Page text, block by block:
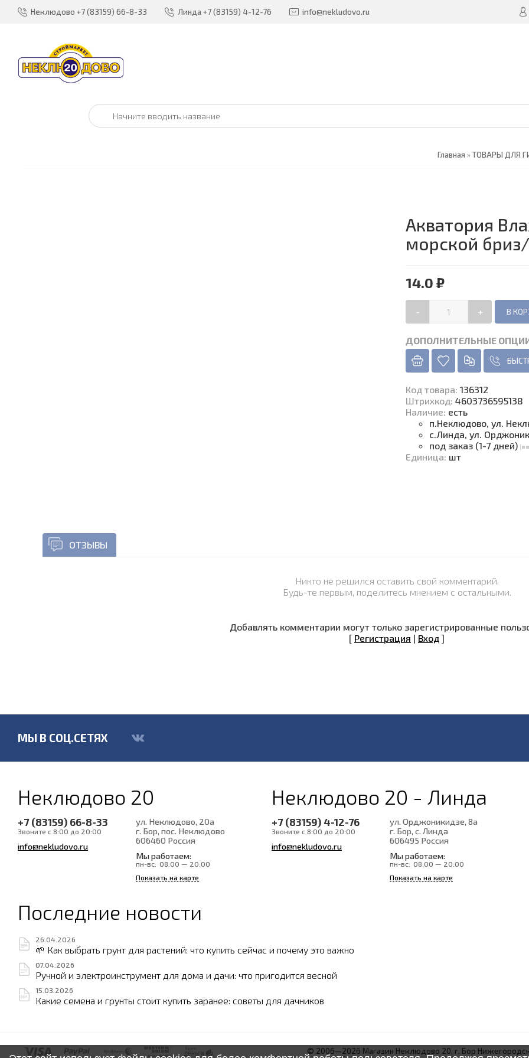
Неклюдово +7 (83159) 66-8-33 Линда +7 (83159) 4-12-76 info@nekludovo.ru
Главная »ТОВАРЫ ДЛЯ
Акватория
морской
14.0 ₽
- +
ДОПОЛНИТЕЛЬНЫЕ
Код товара: 136312
Штрихкод: 4603736595138
Наличие: есть
п.Неклюдово, ул.
с.Линда, ул.
под заказ (1-7 дней)
Единица: шт
ОТЗЫВЫ
Никто не решился оставить свой комментарий.
Будь-те первым, поделитесь мнением с остальными.
Добавлять комментарии могут только зарегистрированные
[ Регистрация | Вход ]
МЫ В СОЦ.СЕТЯХ
Неклюдово 20
+7 (83159) 66-8-33
Звоните с 8:00 до 20:00
info@nekludovo.ru
ул. Неклюдово, 20а
г. Бор, пос. Неклюдово
606460 Россия
Мы работаем:
пн-вс: 08:00 — 20:00
Показать на карте
Неклюдово 20 - Линда
+7 (83159) 4-12-76
Звоните с 8:00 до 20:00
info@nekludovo.ru
ул. Орджоникидзе, 8а
г. Бор, с. Линда
606495 Россия
Мы работаем:
пн-вс: 08:00 — 20:00
Показать на карте
Последние новости
26.04.2026
🌱 Как выбрать грунт для растений: что купить сейчас и почему это важно
07.04.2026
Ручной и электроинструмент для дома и дачи: что пригодится весной
15.03.2026
Какие семена и грунты стоит купить заранее: советы для дачников
© 2006—2026 Магазин Неклюдово 20, г. Бор